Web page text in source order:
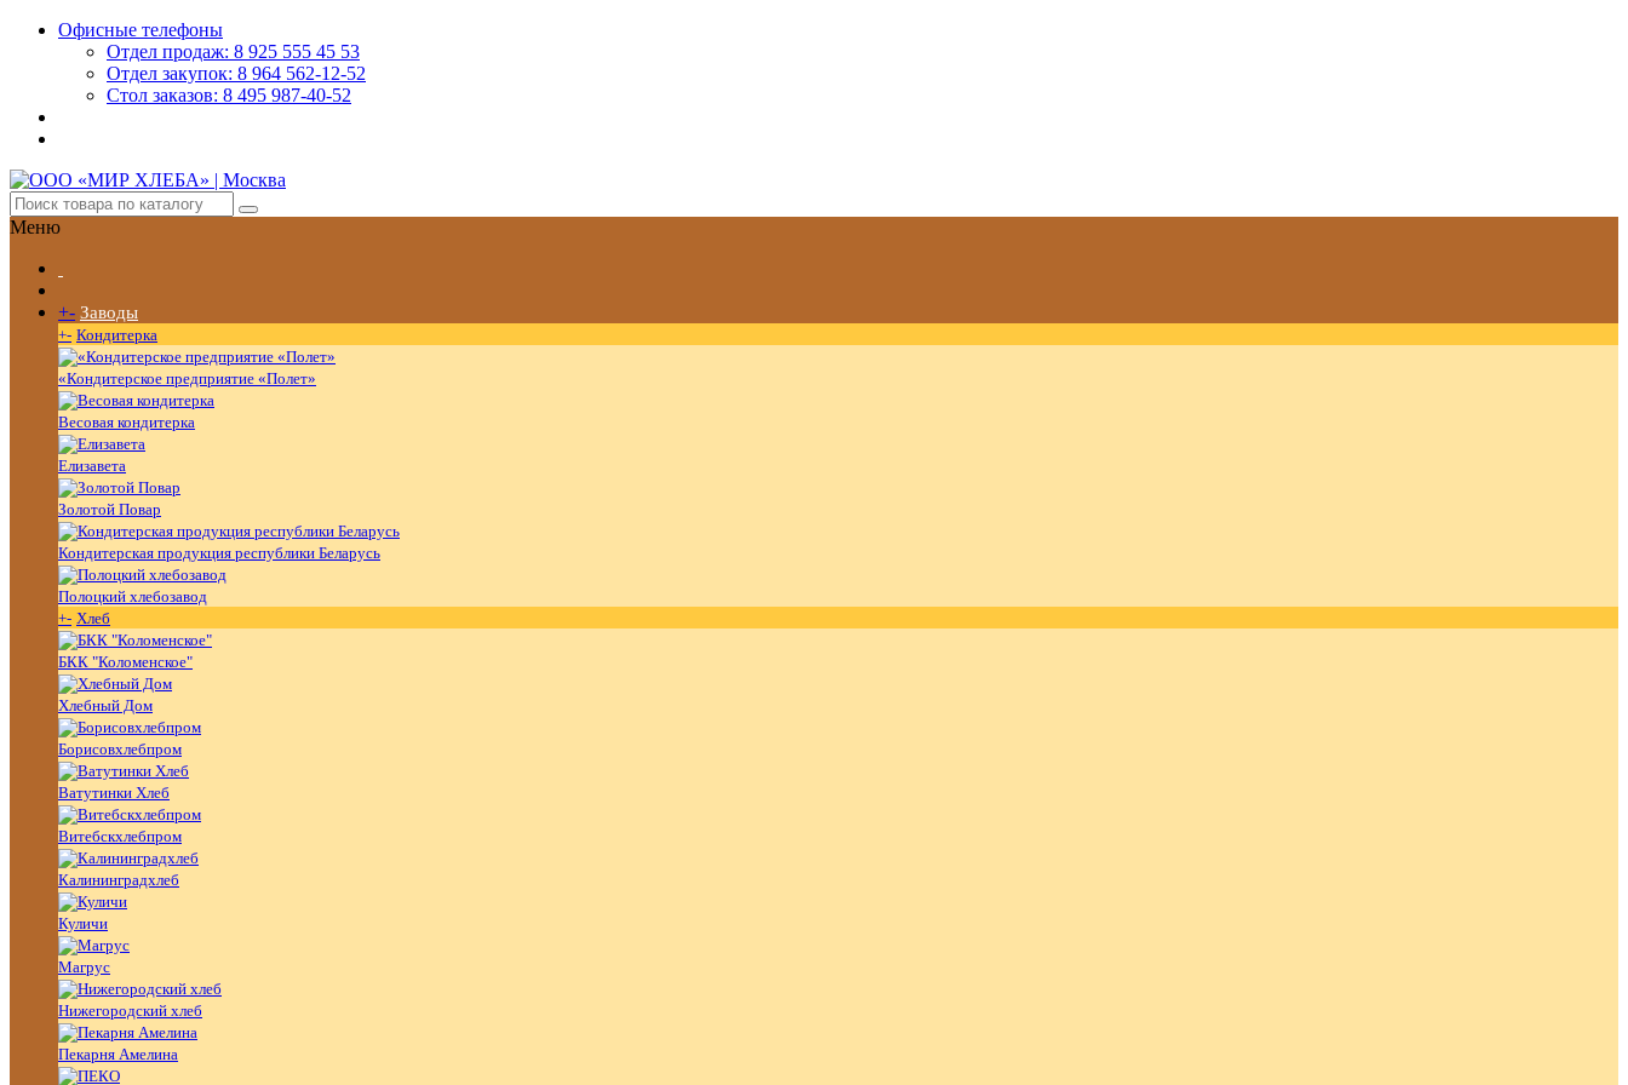
Офисные телефоны
Отдел продаж: 8 925 555 45 53
Отдел закупок: 8 964 562-12-52
Стол заказов: 8 495 987-40-52
Меню
+- Заводы
+- Кондитерка
«Кондитерское предприятие «Полет»
Весовая кондитерка
Елизавета
Золотой Повар
Кондитерская продукция республики Беларусь
Полоцкий хлебозавод
+- Хлеб
БКК "Коломенское"
Хлебный Дом
Борисовхлебпром
Ватутинки Хлеб
Витебскхлебпром
Калининградхлеб
Куличи
Магрус
Нижегородский хлеб
Пекарня Амелина